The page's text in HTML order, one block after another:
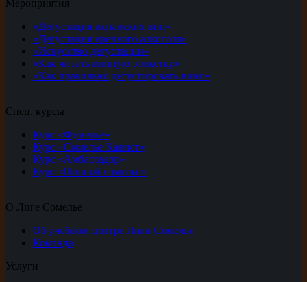
Мероприятия
«Дегустация испанских вин»
«Дегустация крепкого алкоголя»
«Искусство дегустации»
«Как читать винную этикетку»
«Как правильно дегустировать вино»
Спец. курсы
Курс «Фумелье»
Курс «Сомелье Кавист»
Курс «Амбассадор»
Курс «Пивной сомелье»
О Лиге Сомелье
Об учебном центре Лиги Сомелье
Команда
Услуги